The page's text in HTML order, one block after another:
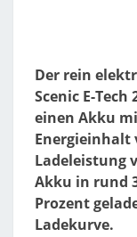
Der rein
Scenic E-
einen Akku
Energieinhalt
Ladeleistung
Akku in rund
Prozent
Ladekurve.